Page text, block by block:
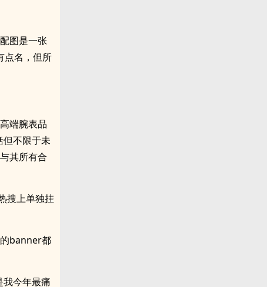
图是一张
点名，但所
端腕表品
不限于未
其所有合
搜上单独挂
banner都
我今年最痛